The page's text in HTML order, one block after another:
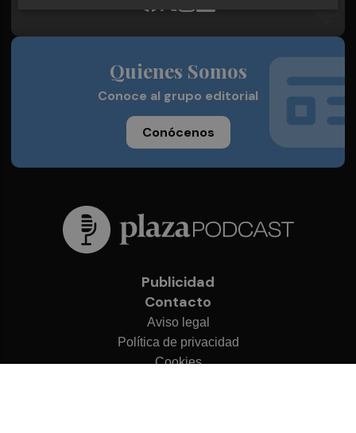
Quienes Somos
Conoce al grupo editorial
Conócenos
Publicidad
Contacto
Aviso legal
Política de privacidad
Cookies